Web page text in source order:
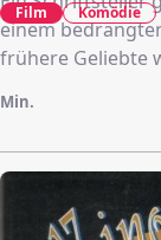
einem
frühere Geliebte
Min.
Film Komödie